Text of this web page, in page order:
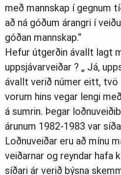
með mannskap í gegnum
að ná góðum árangri í
góðan mannskap.“
Hefur útgerðin ávallt lagt
uppsjávarveiðar ? „ Já,
ávallt verið númer eitt, tvö
vorum hins vegar lengi
á sumrin. Þegar
árunum 1982-1983 var
Loðnuveiðar eru að mínu
veiðarnar og reyndar hafa
síðari ár verið býsna